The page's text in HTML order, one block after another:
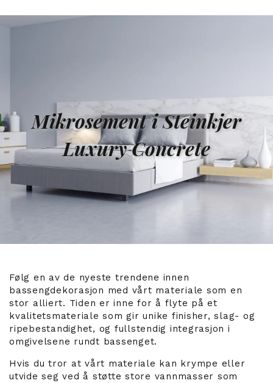
Mikrosement i Steinkjer
Luxury Concrete
Følg en av de nyeste trendene innen
bassengdekorasjon med vårt materiale som en
stor alliert. Tiden er inne for å flyte på et
kvalitetsmateriale som gir unike finisher, slag- og
ripebestandighet, og fullstendig integrasjon i
omgivelsene rundt bassenget.
Hvis du tror at vårt materiale kan krympe eller
utvide seg ved å støtte store vannmasser som